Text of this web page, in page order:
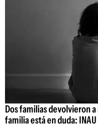
Dos familias devolvieron
familia está en duda: